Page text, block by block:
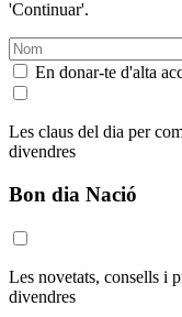
'Continuar'.
En donar-te d'alta
Les claus del dia per
divendres
Bon dia Nació
Les novetats, consells i
divendres